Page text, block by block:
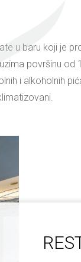
u baru koji je
površinu od
i alkoholnih